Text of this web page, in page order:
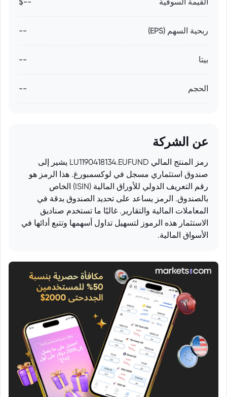
ربحية السهم (EPS) --
بيتا --
الحجم --
عن الشركة
رمز المنتج المالي LU1190418134.EUFUND يشير إلى
صندوق استثماري مسجل في لوكسمبورغ. هذا الرمز هو
رقم التعريف الدولي للأوراق المالية (ISIN) الخاص
بالصندوق. الرمز يساعد على تحديد الصندوق بدقة في
المعاملات المالية والتقارير. غالبًا ما تستخدم صناديق
الاستثمار هذه الرموز لتسهيل تداول أسهمها وتتبع أدائها في
الأسواق المالية.